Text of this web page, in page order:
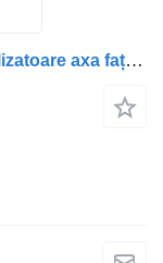
Barra di reazione Legătură bară stabilizatoare axa față 10923-3 per camion Scania 10923.3